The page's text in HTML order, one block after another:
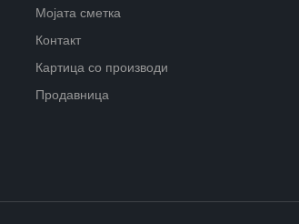
Мојата сметка
Контакт
Картица со производи
Продавница